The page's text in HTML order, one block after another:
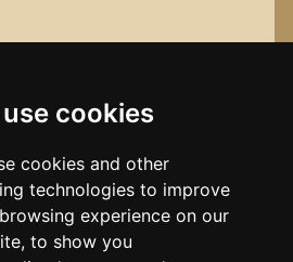
cookies
cookies and other
technologies to improve
experience on our
to show you
slowcials